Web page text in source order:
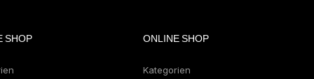
SHOP ONLINE SHOP
Kategorien